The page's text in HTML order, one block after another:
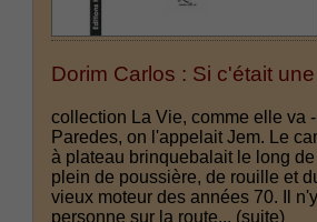
Dorim Carlos : Si c'était
collection La Vie, comme elle va
Paredes, on l'appelait Jem. Le
à plateau brinquebalait le long
plein de poussière, de rouille et
vieux moteur des années 70. Il
personne sur la route... (suite)